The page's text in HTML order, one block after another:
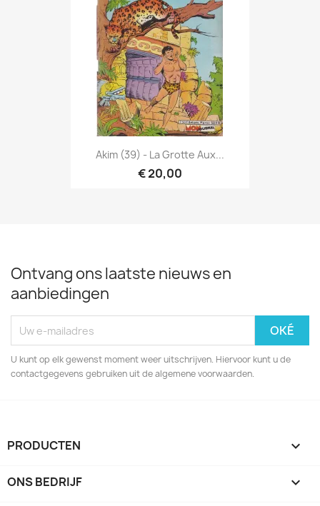
Akim (39) - La Grotte Aux...
€ 20,00
Ontvang ons laatste nieuws en
aanbiedingen
U kunt op elk gewenst moment weer uitschrijven. Hiervoor kunt u de
contactgegevens gebruiken uit de algemene voorwaarden.
PRODUCTEN 
ONS BEDRIJF 